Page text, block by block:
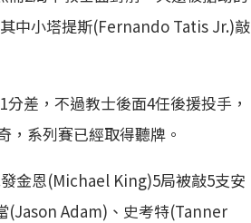
中小塔提斯(Fernando Tatis Jr.)敲
差，不過教士後面4任後援投手，
，系列賽已經取得聽牌。
金恩(Michael King)5局被敲5支安
(Jason Adam)、史考特(Tanner